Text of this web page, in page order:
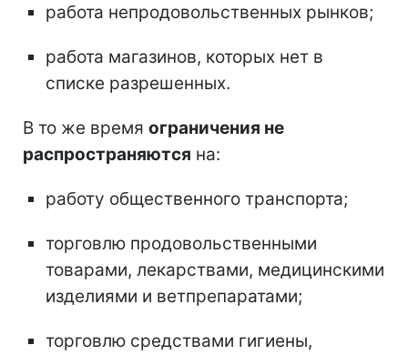
работа непродовольственных рынков;
работа магазинов, которых нет в
списке разрешенных.
В то же время ограничения не
распространяются на:
работу общественного транспорта;
торговлю продовольственными
товарами, лекарствами, медицинскими
изделиями и ветпрепаратами;
торговлю средствами гигиены,